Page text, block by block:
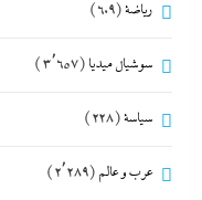
رياضة(609)
سوشيال ميديا (3٬657)
سياسة(228)
عرب و عالم (2٬289)